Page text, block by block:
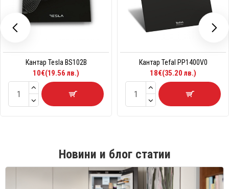
Кантар Tesla BS102B
10€(19.56 лв.)
Кантар Tefal PP1400V0
18€(35.20 лв.)
Новини и блог статии